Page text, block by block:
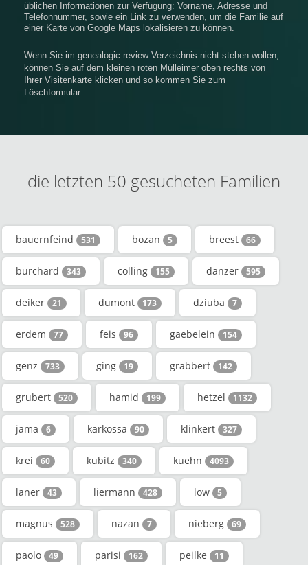
üblichen Informationen zur Verfügung: Vorname, Adresse und
Telefonnummer, sowie ein Link zu verwenden, um die Familie auf
einer Karte von Google Maps lokalisieren zu können.
Wenn Sie im genealogic.review Verzeichnis nicht stehen wollen,
können Sie auf dem kleinen roten Mülleimer oben rechts von
Ihrer Visitenkarte klicken und so kommen Sie zum
Löschformular.
die letzten 50 gesucheten Familien
bauernfeind 531 bozan 5 breest 66
burchard 343 colling 155 danzer 595
deiker 21 dumont 173 dziuba 7
erdem 77 feis 96 gaebelein 154
genz 733 ging 19 grabbert 142
grubert 520 hamid 199 hetzel 1132
jama 6 karkossa 90 klinkert 327
krei 60 kubitz 340 kuehn 4093
laner 43 liermann 428 löw 5
magnus 528 nazan 7 nieberg 69
paolo 49 parisi 162 peilke 11